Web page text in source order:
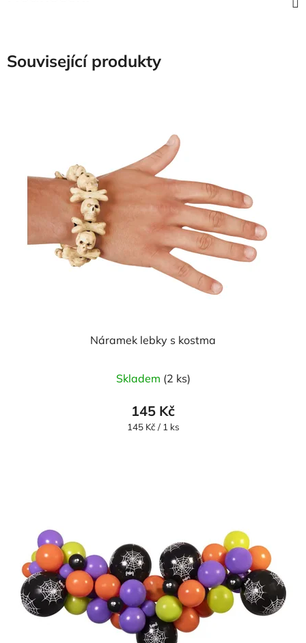
Související produkty
Náramek lebky s kostma
hodnocení
produktu
je
Skladem (2 ks)
145 Kč
Měrná
145 Kč / 1 ks